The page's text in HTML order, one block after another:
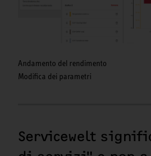
Andamento del rendimento
Modifica dei parametri
Servicewelt